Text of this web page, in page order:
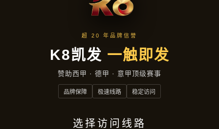
首页 新闻视窗